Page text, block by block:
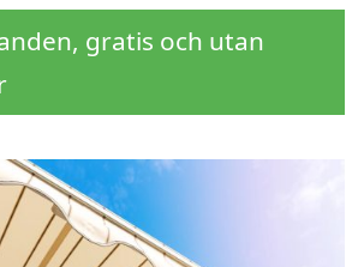
gratis och utan